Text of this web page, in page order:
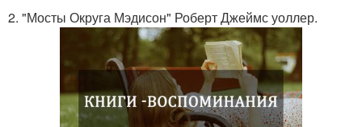
2. "Мосты Округа Мэдисон" Роберт Джеймс уоллер.